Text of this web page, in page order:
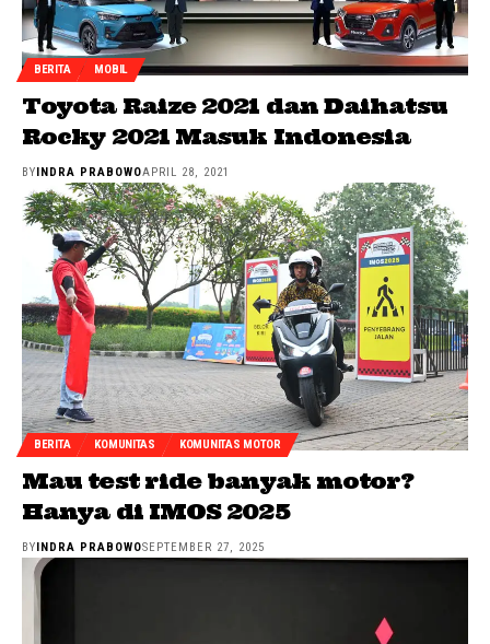
BERITA MOBIL
Toyota Raize 2021 dan Daihatsu
Rocky 2021 Masuk Indonesia
BYINDRA PRABOWOAPRIL 28, 2021
BERITA KOMUNITAS KOMUNITAS MOTOR
Mau test ride banyak motor?
Hanya di IMOS 2025
BYINDRA PRABOWOSEPTEMBER 27, 2025